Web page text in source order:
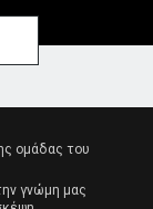
ομάδας του
γνώμη μας